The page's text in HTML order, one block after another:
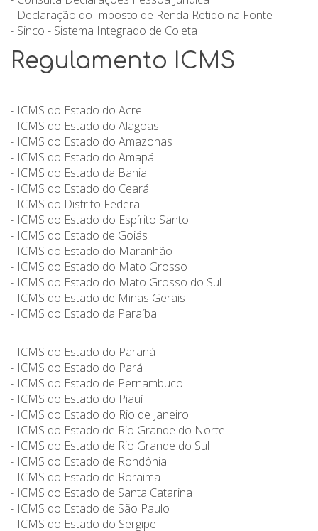
- Declaração do Imposto de Renda Retido na Fonte
- Sinco - Sistema Integrado de Coleta
Regulamento ICMS
- ICMS do Estado do Acre
- ICMS do Estado do Alagoas
- ICMS do Estado do Amazonas
- ICMS do Estado do Amapá
- ICMS do Estado da Bahia
- ICMS do Estado do Ceará
- ICMS do Distrito Federal
- ICMS do Estado do Espírito Santo
- ICMS do Estado de Goiás
- ICMS do Estado do Maranhão
- ICMS do Estado do Mato Grosso
- ICMS do Estado do Mato Grosso do Sul
- ICMS do Estado de Minas Gerais
- ICMS do Estado da Paraíba
- ICMS do Estado do Paraná
- ICMS do Estado do Pará
- ICMS do Estado de Pernambuco
- ICMS do Estado do Piauí
- ICMS do Estado do Rio de Janeiro
- ICMS do Estado de Rio Grande do Norte
- ICMS do Estado de Rio Grande do Sul
- ICMS do Estado de Rondônia
- ICMS do Estado de Roraima
- ICMS do Estado de Santa Catarina
- ICMS do Estado de São Paulo
- ICMS do Estado do Sergipe